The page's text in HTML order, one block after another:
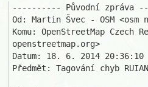
---------- Původní zpráva
Od: Martin Švec - OSM <osm
Komu: OpenStreetMap
openstreetmap.org>
Datum: 18. 6. 2014 20:36:10
Předmět: Tagování chyb